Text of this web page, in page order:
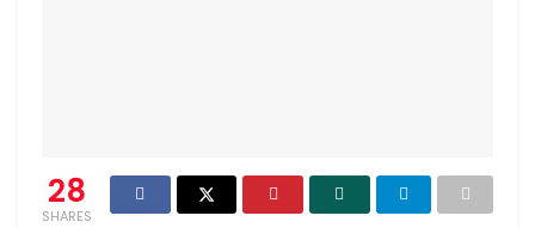
28
SHARES